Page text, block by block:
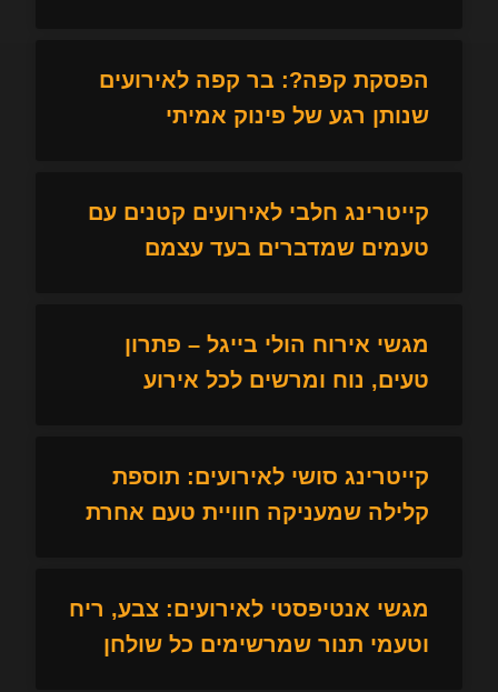
הפסקת קפה?: בר קפה לאירועים
שנותן רגע של פינוק אמיתי
קייטרינג חלבי לאירועים קטנים עם
טעמים שמדברים בעד עצמם
מגשי אירוח הולי בייגל – פתרון
טעים, נוח ומרשים לכל אירוע
קייטרינג סושי לאירועים: תוספת
קלילה שמעניקה חוויית טעם אחרת
מגשי אנטיפסטי לאירועים: צבע, ריח
וטעמי תנור שמרשימים כל שולחן